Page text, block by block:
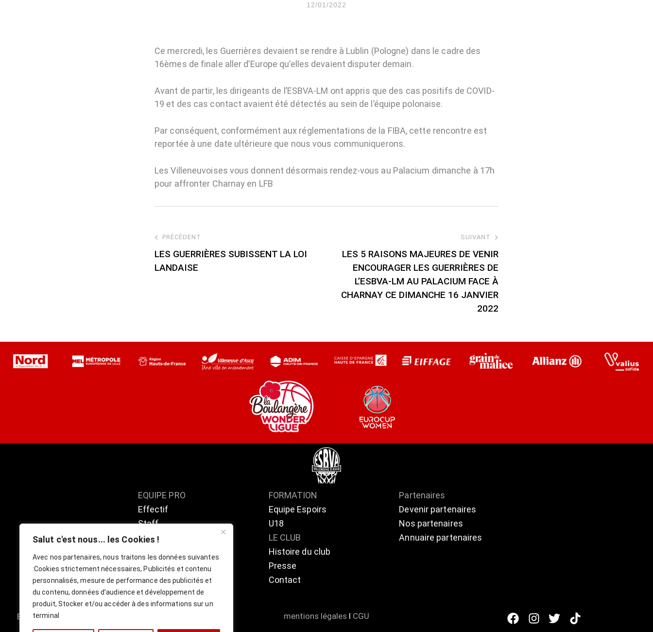
Salut c'est nous... les Cookies !
Avec nos partenaires, nous traitons les données suivantes
:Cookies strictement nécessaires, Publicités et contenu
personnalisés, mesure de performance des publicités et
du contenu, données d’audience et développement de
produit, Stocker et/ou accéder à des informations sur un
terminal
12/01/2022
Ce mercredi, les Guerrières devaient se rendre à Lublin (Pologne) dans le cadre des
16èmes de finale aller d’Europe qu’elles devaient disputer demain.
Avant de partir, les dirigeants de l’ESBVA-LM ont appris que des cas positifs de COVID-
19 et des cas contact avaient été détectés au sein de l’équipe polonaise.
Par conséquent, conformément aux réglementations de la FIBA, cette rencontre est
reportée à une date ultérieure que nous vous communiquerons.
Les Villeneuvoises vous donnent désormais rendez-vous au Palacium dimanche à 17h
pour affronter Charnay en LFB
PRÉCÉDENT
LES GUERRIÈRES SUBISSENT LA LOI
LANDAISE
SUIVANT
LES 5 RAISONS MAJEURES DE VENIR
ENCOURAGER LES GUERRIÈRES DE
L’ESBVA-LM AU PALACIUM FACE À
CHARNAY CE DIMANCHE 16 JANVIER
2022
EQUIPE PRO
Effectif
Staff
Calendrier / résultats
FORMATION
Equipe Espoirs
U18
LE CLUB
Histoire du club
Presse
Contact
Partenaires
Devenir partenaires
Nos partenaires
Annuaire partenaires
Boutique mentions légales l CGU